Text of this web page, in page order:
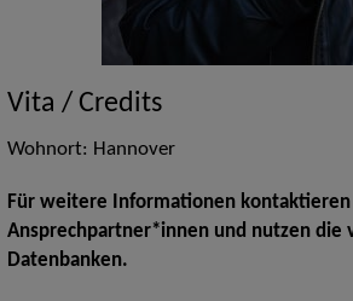
Vita / Credits
Wohnort: Hannover
Für weitere Informationen kontaktieren
Ansprechpartner*innen und nutzen die
Datenbanken.